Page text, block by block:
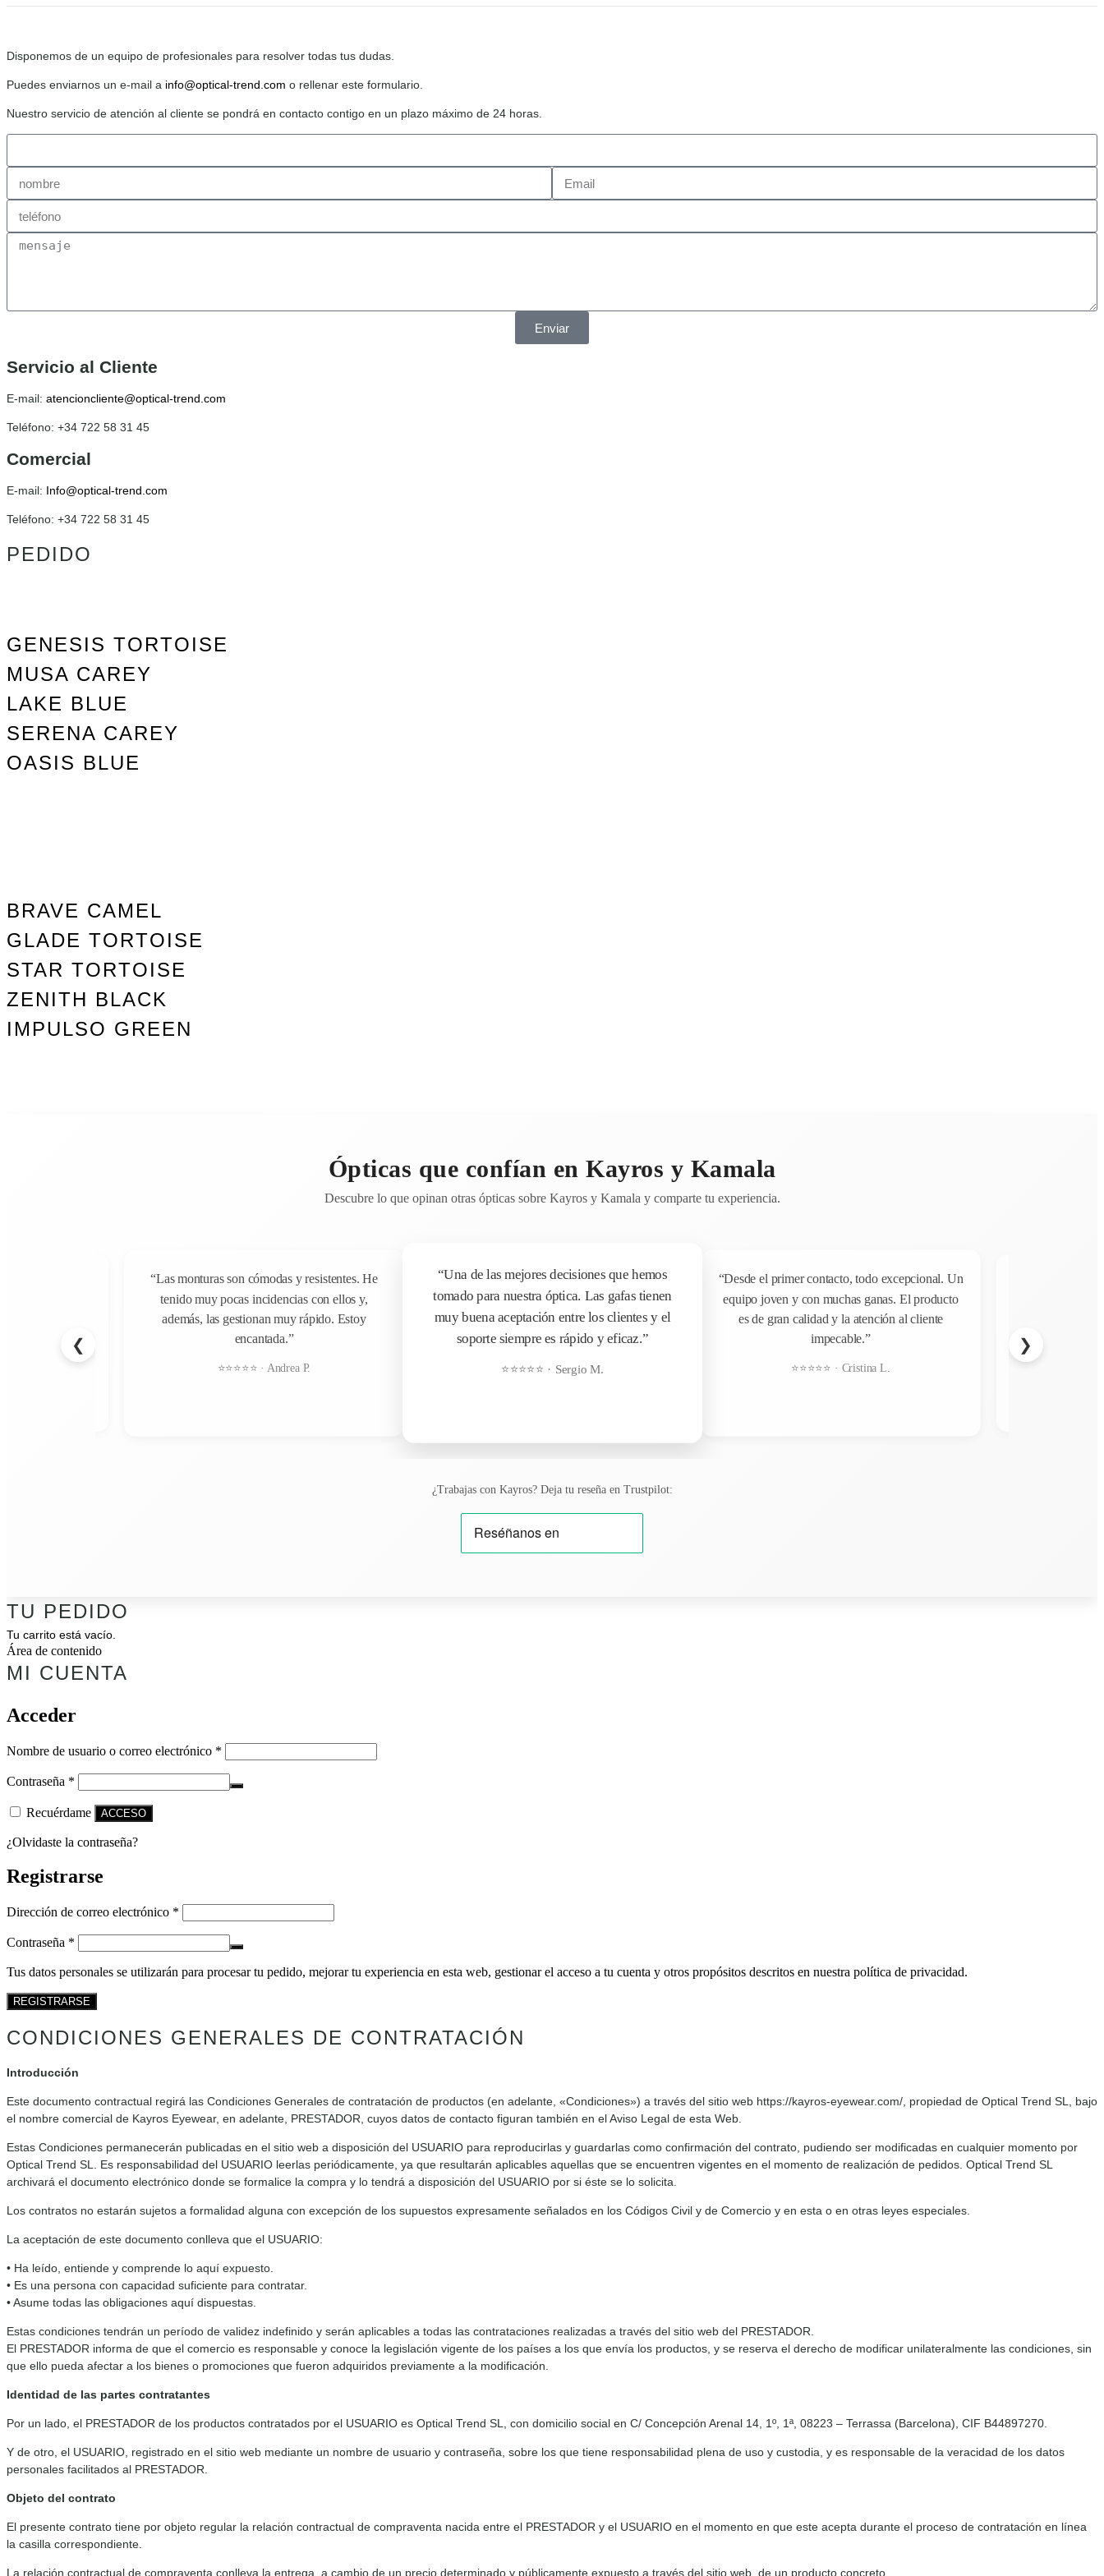
Disponemos de un equipo de profesionales para resolver todas tus dudas.
Puedes enviarnos un e-mail a info@optical-trend.com o rellenar este formulario.
Nuestro servicio de atención al cliente se pondrá en contacto contigo en un plazo máximo de 24 horas.
Enviar
Servicio al Cliente
E-mail: atencioncliente@optical-trend.com
Teléfono: +34 722 58 31 45
Comercial
E-mail: Info@optical-trend.com
Teléfono: +34 722 58 31 45
PEDIDO
GENESIS TORTOISE
MUSA CAREY
LAKE BLUE
SERENA CAREY
OASIS BLUE
BRAVE CAMEL
GLADE TORTOISE
STAR TORTOISE
ZENITH BLACK
IMPULSO GREEN
Ópticas que confían en Kayros y Kamala
Descubre lo que opinan otras ópticas sobre Kayros y Kamala y comparte tu experiencia.
❮
momento. Mi
y estoy
“Las monturas son cómodas y resistentes. He
tenido muy pocas incidencias con ellos y,
además, las gestionan muy rápido. Estoy
encantada.”
⭐⭐⭐⭐⭐ · Andrea P.
“Una de las mejores decisiones que hemos
tomado para nuestra óptica. Las gafas tienen
muy buena aceptación entre los clientes y el
soporte siempre es rápido y eficaz.”
⭐⭐⭐⭐⭐ · Sergio M.
“Desde el primer contacto, todo excepcional. Un
equipo joven y con muchas ganas. El producto
es de gran calidad y la atención al cliente
impecable.”
⭐⭐⭐⭐⭐ · Cristina L.
❯
¿Trabajas con Kayros? Deja tu reseña en Trustpilot:
TU PEDIDO
Tu carrito está vacío.
Área de contenido
MI CUENTA
Acceder
Nombre de usuario o correo electrónico *
Contraseña *
Recuérdame ACCESO
¿Olvidaste la contraseña?
Registrarse
Dirección de correo electrónico *
Contraseña *
Tus datos personales se utilizarán para procesar tu pedido, mejorar tu experiencia en esta web, gestionar el acceso a tu cuenta y otros propósitos descritos en nuestra política de privacidad.
REGISTRARSE
CONDICIONES GENERALES DE CONTRATACIÓN
Introducción
Este documento contractual regirá las Condiciones Generales de contratación de productos (en adelante, «Condiciones») a través del sitio web https://kayros-eyewear.com/, propiedad de Optical Trend SL, bajo
el nombre comercial de Kayros Eyewear, en adelante, PRESTADOR, cuyos datos de contacto figuran también en el Aviso Legal de esta Web.
Estas Condiciones permanecerán publicadas en el sitio web a disposición del USUARIO para reproducirlas y guardarlas como confirmación del contrato, pudiendo ser modificadas en cualquier momento por
Optical Trend SL. Es responsabilidad del USUARIO leerlas periódicamente, ya que resultarán aplicables aquellas que se encuentren vigentes en el momento de realización de pedidos. Optical Trend SL
archivará el documento electrónico donde se formalice la compra y lo tendrá a disposición del USUARIO por si éste se lo solicita.
Los contratos no estarán sujetos a formalidad alguna con excepción de los supuestos expresamente señalados en los Códigos Civil y de Comercio y en esta o en otras leyes especiales.
La aceptación de este documento conlleva que el USUARIO:
• Ha leído, entiende y comprende lo aquí expuesto.
• Es una persona con capacidad suficiente para contratar.
• Asume todas las obligaciones aquí dispuestas.
Estas condiciones tendrán un período de validez indefinido y serán aplicables a todas las contrataciones realizadas a través del sitio web del PRESTADOR.
El PRESTADOR informa de que el comercio es responsable y conoce la legislación vigente de los países a los que envía los productos, y se reserva el derecho de modificar unilateralmente las condiciones, sin
que ello pueda afectar a los bienes o promociones que fueron adquiridos previamente a la modificación.
Identidad de las partes contratantes
Por un lado, el PRESTADOR de los productos contratados por el USUARIO es Optical Trend SL, con domicilio social en C/ Concepción Arenal 14, 1º, 1ª, 08223 – Terrassa (Barcelona), CIF B44897270.
Y de otro, el USUARIO, registrado en el sitio web mediante un nombre de usuario y contraseña, sobre los que tiene responsabilidad plena de uso y custodia, y es responsable de la veracidad de los datos
personales facilitados al PRESTADOR.
Objeto del contrato
El presente contrato tiene por objeto regular la relación contractual de compraventa nacida entre el PRESTADOR y el USUARIO en el momento en que este acepta durante el proceso de contratación en línea
la casilla correspondiente.
La relación contractual de compraventa conlleva la entrega, a cambio de un precio determinado y públicamente expuesto a través del sitio web, de un producto concreto.